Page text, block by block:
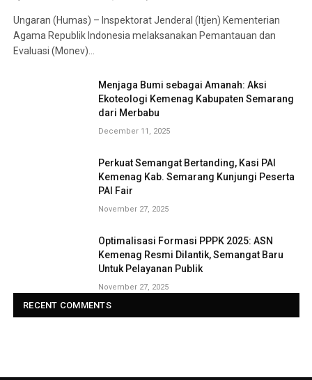
Ungaran (Humas) – Inspektorat Jenderal (Itjen) Kementerian
Agama Republik Indonesia melaksanakan Pemantauan dan
Evaluasi (Monev)…
Menjaga Bumi sebagai Amanah: Aksi
Ekoteologi Kemenag Kabupaten Semarang
dari Merbabu
December 11, 2025
Perkuat Semangat Bertanding, Kasi PAI
Kemenag Kab. Semarang Kunjungi Peserta
PAI Fair
November 27, 2025
Optimalisasi Formasi PPPK 2025: ASN
Kemenag Resmi Dilantik, Semangat Baru
Untuk Pelayanan Publik
November 27, 2025
RECENT COMMENTS